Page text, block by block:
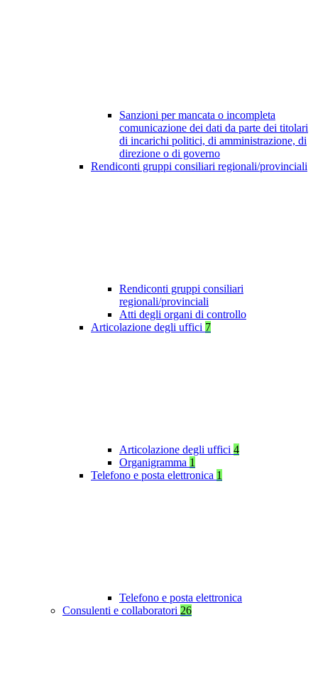
Sanzioni per mancata o incompleta
comunicazione dei dati da parte dei titolari
di incarichi politici, di amministrazione, di
direzione o di governo
Rendiconti gruppi consiliari regionali/provinciali
Rendiconti gruppi consiliari
regionali/provinciali
Atti degli organi di controllo
Articolazione degli uffici 7
Articolazione degli uffici 4
Organigramma 1
Telefono e posta elettronica 1
Telefono e posta elettronica
Consulenti e collaboratori 26